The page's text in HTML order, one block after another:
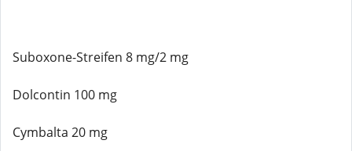
Suboxone-Streifen 8 mg/2 mg
Dolcontin 100 mg
Cymbalta 20 mg